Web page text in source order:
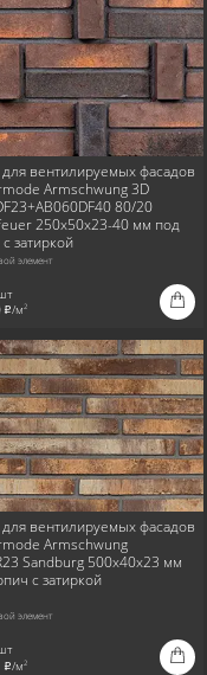
вентилируемых фасадов
Armschwung 3D
80/20
250x50x23-40 мм под
затиркой
элемент
i/м2
вентилируемых фасадов
Armschwung
Sandburg 500x40x23 мм
с затиркой
элемент
i/м2